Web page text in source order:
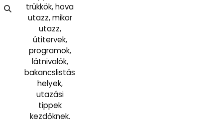
trükkök, hova
utazz, mikor
utazz,
útitervek,
programok,
látnivalók,
bakancslistás
helyek,
utazási
tippek
kezdőknek.